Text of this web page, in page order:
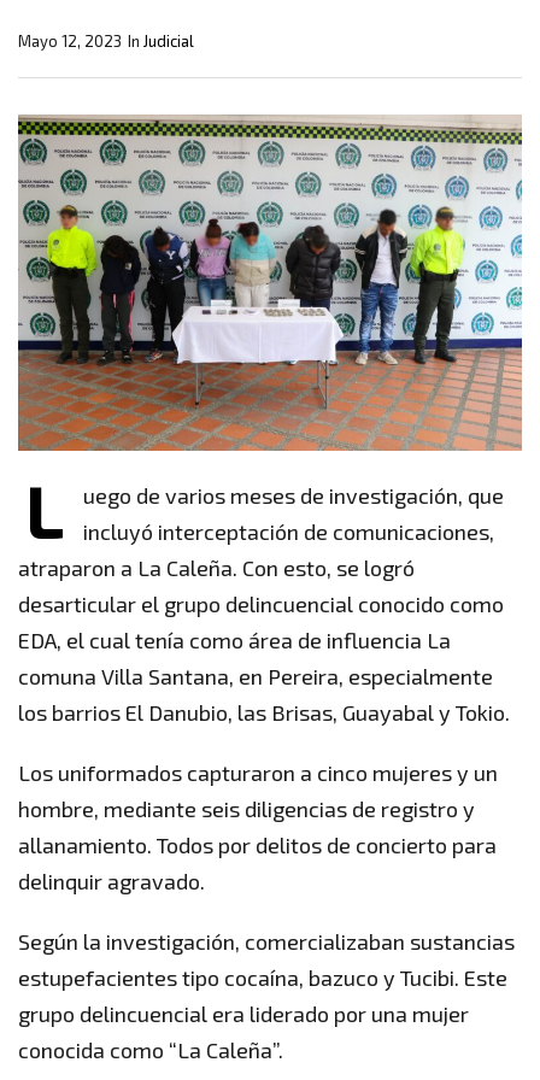
In Judicial
Mayo 12, 2023
L
uego de varios meses de investigación, que
incluyó interceptación de comunicaciones,
atraparon a La Caleña. Con esto, se logró
desarticular el grupo delincuencial conocido como
EDA, el cual tenía como área de influencia La
comuna Villa Santana, en Pereira, especialmente
los barrios El Danubio, las Brisas, Guayabal y Tokio.
Los uniformados capturaron a cinco mujeres y un
hombre, mediante seis diligencias de registro y
allanamiento. Todos por delitos de concierto para
delinquir agravado.
Según la investigación, comercializaban sustancias
estupefacientes tipo cocaína, bazuco y Tucibi. Este
grupo delincuencial era liderado por una mujer
conocida como “La Caleña”.